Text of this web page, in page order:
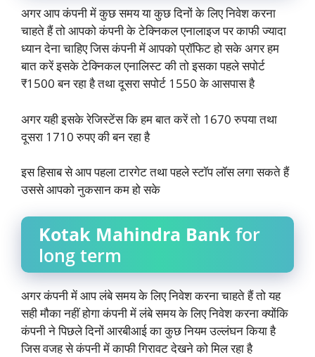
अगर आप कंपनी में कुछ समय या कुछ दिनों के लिए निवेश करना
चाहते हैं तो आपको कंपनी के टेक्निकल एनालाइज पर काफी ज्यादा
ध्यान देना चाहिए जिस कंपनी में आपको प्रॉफिट हो सके अगर हम
बात करें इसके टेक्निकल एनालिस्ट की तो इसका पहले सपोर्ट
₹1500 बन रहा है तथा दूसरा सपोर्ट 1550 के आसपास है
अगर यही इसके रेजिस्टेंस कि हम बात करें तो 1670 रुपया तथा
दूसरा 1710 रुपए की बन रहा है
इस हिसाब से आप पहला टारगेट तथा पहले स्टॉप लॉस लगा सकते हैं
उससे आपको नुकसान कम हो सके
Kotak Mahindra Bank for
long term
अगर कंपनी में आप लंबे समय के लिए निवेश करना चाहते हैं तो यह
सही मौका नहीं होगा कंपनी में लंबे समय के लिए निवेश करना क्योंकि
कंपनी ने पिछले दिनों आरबीआई का कुछ नियम उल्लंघन किया है
जिस वजह से कंपनी में काफी गिरावट देखने को मिल रहा है